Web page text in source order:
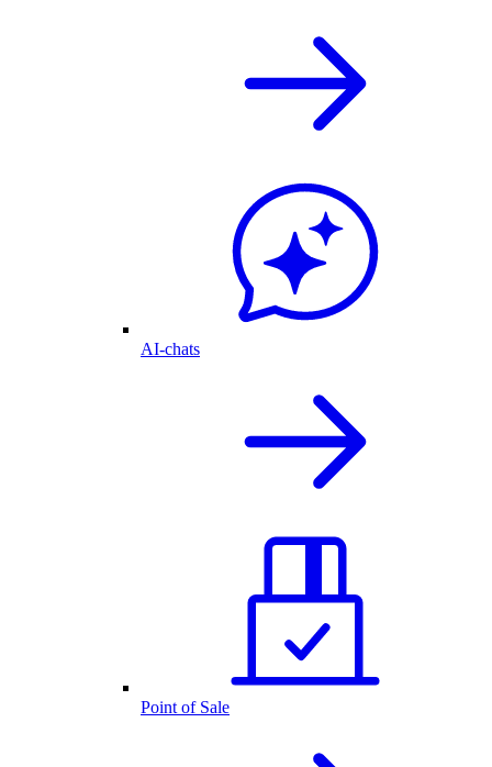
AI-chats
Point of Sale